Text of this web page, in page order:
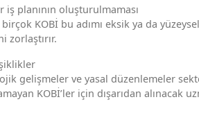
planının oluşturulmaması
KOBİ bu adımı eksik ya da
zorlaştırır.
gelişmeler ve yasal düzenlemeler
KOBİ’ler için dışarıdan alınacak